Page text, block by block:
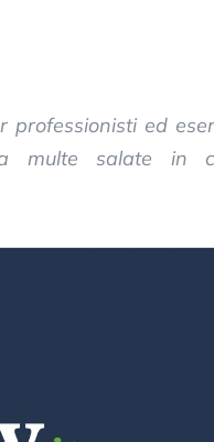
professionisti ed
multe salate in